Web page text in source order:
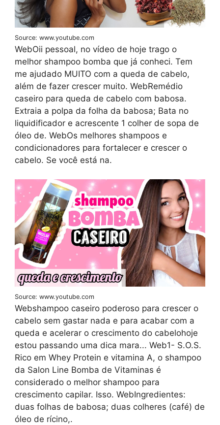
Source: www.youtube.com
WebOii pessoal, no vídeo de hoje trago o
melhor shampoo bomba que já conheci. Tem
me ajudado MUITO com a queda de cabelo,
além de fazer crescer muito. WebRemédio
caseiro para queda de cabelo com babosa.
Extraia a polpa da folha da babosa; Bata no
liquidificador e acrescente 1 colher de sopa de
óleo de. WebOs melhores shampoos e
condicionadores para fortalecer e crescer o
cabelo. Se você está na.
Source: www.youtube.com
Webshampoo caseiro poderoso para crescer o
cabelo sem gastar nada e para acabar com a
queda e acelerar o crescimento do cabelohoje
estou passando uma dica mara... Web1- S.O.S.
Rico em Whey Protein e vitamina A, o shampoo
da Salon Line Bomba de Vitaminas é
considerado o melhor shampoo para
crescimento capilar. Isso. WebIngredientes:
duas folhas de babosa; duas colheres (café) de
óleo de rícino,.